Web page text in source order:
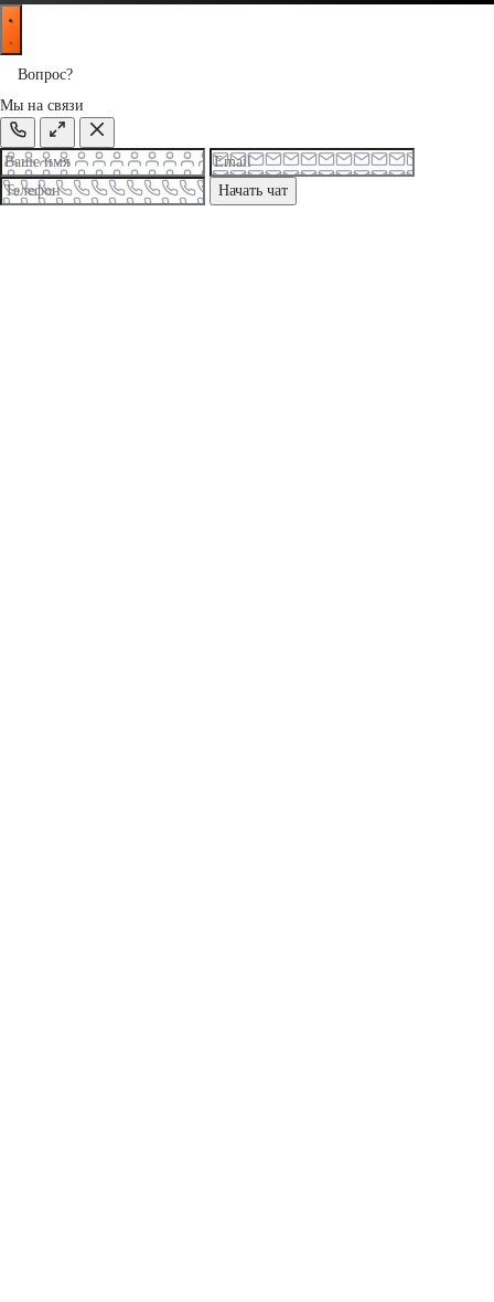
Вопрос?
Мы на связи
Начать чат